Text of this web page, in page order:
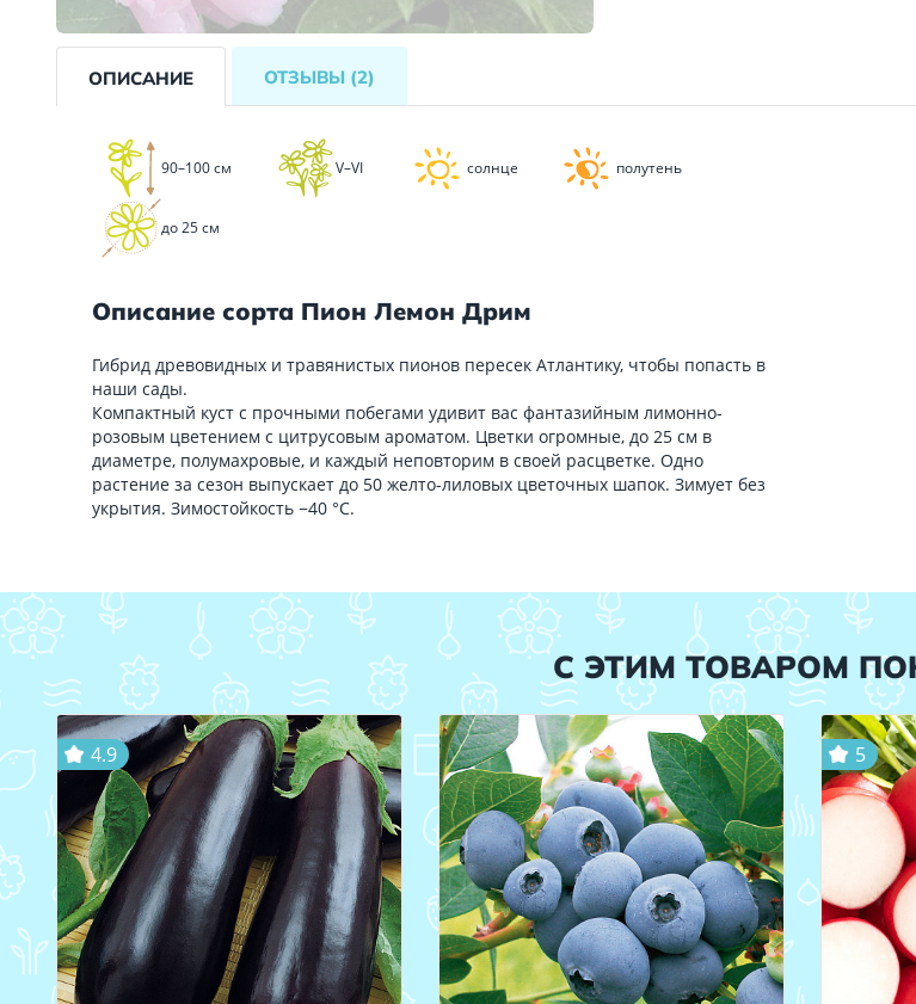
ОПИСАНИЕ ОТЗЫВЫ (2)
90–100 см V–VI солнце полутень
до 25 см
Описание сорта Пион Лемон Дрим
Гибрид древовидных и травянистых пионов пересек Атлантику, чтобы попасть в
наши сады.
Компактный куст с прочными побегами удивит вас фантазийным лимонно-
розовым цветением с цитрусовым ароматом. Цветки огромные, до 25 см в
диаметре, полумахровые, и каждый неповторим в своей расцветке. Одно
растение за сезон выпускает до 50 желто-лиловых цветочных шапок. Зимует без
укрытия. Зимостойкость −40 °С.
С ЭТИМ ТОВАРОМ
4.9 5